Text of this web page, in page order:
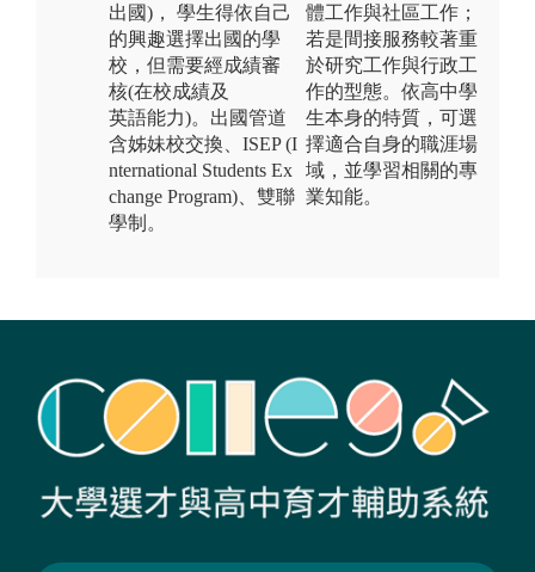
出國)， 學生得依自己
的興趣選擇出國的學
校，但需要經成績審
核(在校成績及
英語能力)。出國管道
含姊妹校交換、ISEP (I
nternational Students Ex
change Program)、雙聯
學制。
體工作與社區工作；
若是間接服務較著重
於研究工作與行政工
作的型態。依高中學
生本身的特質，可選
擇適合自身的職涯場
域，並學習相關的專
業知能。